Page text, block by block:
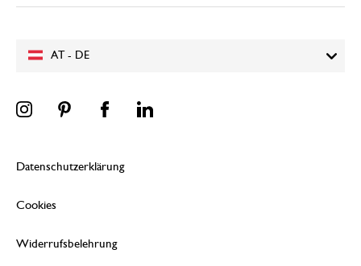
AT - DE
Datenschutzerklärung
Cookies
Widerrufsbelehrung